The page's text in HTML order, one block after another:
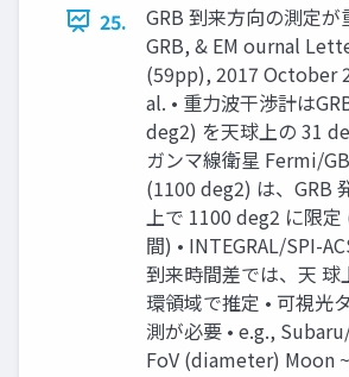
25.
GRB 到来方向の測定が
GRB, & EM ournal
(59pp), 2017 October
al. • 重力波干渉計は
deg2) を天球上の 31
ガンマ線衛星 Fermi/
(1100 deg2) は、GRB
上で 1100 deg2 に限
間) • INTEGRAL/SPI-
到来時間差では、天 球
環領域で推定 • 可視光
測が必要 • e.g.,
FoV (diameter) Moon